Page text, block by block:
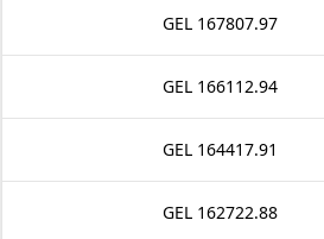
167807.97 GEL
166112.94 GEL
164417.91 GEL
162722.88 GEL